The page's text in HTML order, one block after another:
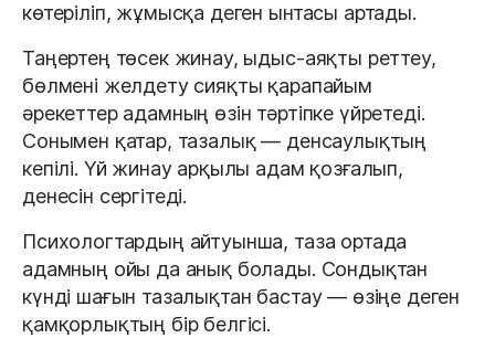
көтеріліп, жұмысқа деген ынтасы артады.
Таңертең төсек жинау, ыдыс-аяқты реттеу,
бөлмені желдету сияқты қарапайым
әрекеттер адамның өзін тәртіпке үйретеді.
Сонымен қатар, тазалық — денсаулықтың
кепілі. Үй жинау арқылы адам қозғалып,
денесін сергітеді.
Психологтардың айтуынша, таза ортада
адамның ойы да анық болады. Сондықтан
күнді шағын тазалықтан бастау — өзіңе деген
қамқорлықтың бір белгісі.